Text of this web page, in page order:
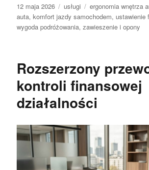
Data
publikacji
12 maja 2026 Kategorie
usługi Tagi
ergonomia wnętrza
auta,komfort jazdy samochodem, ustawienie
wygoda podróżowania,zawieszenie i opony
Rozszerzony
kontroli finansowej
działalności